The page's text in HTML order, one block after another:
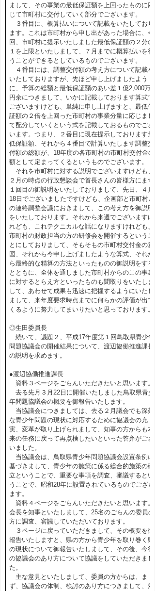
まして、その事業の最低保証額を上回ったものに応
じて市町村に交付していく部分でございます。
３番目に、概算払いについて記載をいたしており
ます。これは市町村から申し出があった場合に、今
回、市町村に提示いたしました最低保証額の２分の
１を上限といたしまして、７月までに概算払いを行
うことができるとしているものでございます。
４番目には、調整交付額の考え方について記載を
いたしておりますが、先ほど申し上げましたよう
に、予算の総額と最低保証額のあい差１億2,000万
円余につきまして、いかに記載しております算式で
ございますけども、単純に申し上げますと、最低保
証額の２倍を上回った市町村の事業分量に応じまし
て配分していくという式を記載しておるものでござ
います。つまり、２番目に現在提示しております最
低保証額、それから４番目で計算いたします調整交
付額の総額が、18年度の各市町村の市町村交付金の
額として定まってくるというものでございます。
それを市町村に対する説明でございますけども、
２月の時点の行政懇談会で首長さんの皆様方にまず
１回目の御説明をいたしておりまして、先日、４月
18日でございましたですけども、企画部と市町村と
の連絡調整会議におきまして、この考え方を御説明
をいたしております。それから来週でございますけ
れども、これテクニカルな話になりますけれども、
市町村の財政担当の方の研修会を開催するというこ
とにしておりまして、そもそもの市町村交付金の意
図、それから今申し上げましたような算式、それか
ら最終的な精算の方法といったものの御説明をする
とともに、全体を通しました市町村からのこの事業
に対するとらえ方といったものも聞取りをいたしま
して、あわせて成果も迅速に把握するようにいたし
まして、来年度要求時点までに何らかの評価が出て
くるように努力してまいりたいと思っております。
◎生田委員長
続いて、議題２、平成17年度第１回鳥取県青少年
問題協議会の開催結果について、渡辺協働推進課長
の説明を求めます。
●渡辺協働推進課長
資料３ページをごらんいただきたいと思います。
去る先月３月22日に開催いたしました鳥取県青少
年問題協議会の概要を御報告いたします。
当協議会につきましては、去る２月議会でも深刻
な青少年問題の現状に対応するために協議会の充
実、変革が取り上げられまして、知事の方からも本
来の任務に戻って再点検したいといった答弁がござ
いました。
当協議会は、鳥取県青少年問題協議会設置条例に
基づきまして、青少年の施策に係る総合的施策の確
立ということで、重要な事項を調査、審議するとい
うことで、昭和28年に設置されているものでござい
ます。
資料４ページをごらんいただきたいと思います。
会長を知事といたしまして、25名のごらんの委員の
方に調査、審議していただいております。
３ページに戻っていただきまして、その概要を御
報告いたしますと、県の方から青少年を取り巻く県
の現状について御報告いたしまして、その後、今後
の協議会のあり方について協議をしていただきまし
た。
主な意見といたしまして、委員の方からは、ま
ず、協議会の体制、検討のあり方につきまして、対